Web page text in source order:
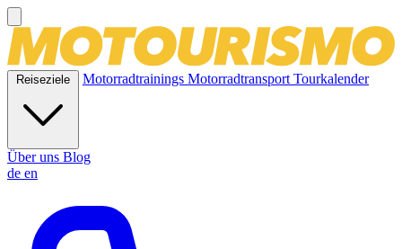
Reiseziele Motorradtrainings MotorradtransportTourkalender
Über uns Blog
de en